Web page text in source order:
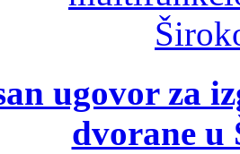
ugovor za
dvorane u